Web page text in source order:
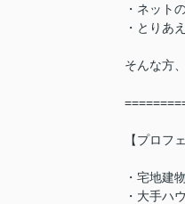
・ネット
・とりあ
そんな方
【プロフ
・宅地建
・大手ハ